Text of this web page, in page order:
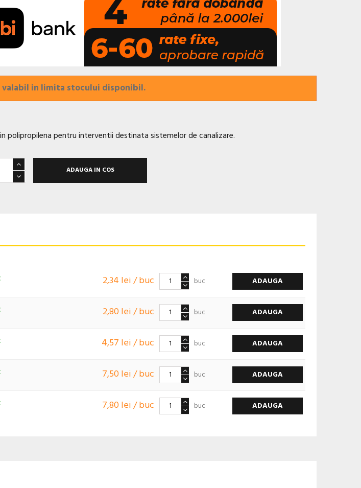
valabil in limita stocului disponibil.
polipropilena pentru interventii destinata sistemelor de canalizare.
ADAUGA IN COS
2,34 lei / buc buc ADAUGA
2,80 lei / buc buc ADAUGA
4,57 lei / buc buc ADAUGA
7,50 lei / buc buc ADAUGA
7,80 lei / buc buc ADAUGA